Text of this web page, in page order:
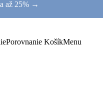
až 25% →
Porovnanie KošíkMenu